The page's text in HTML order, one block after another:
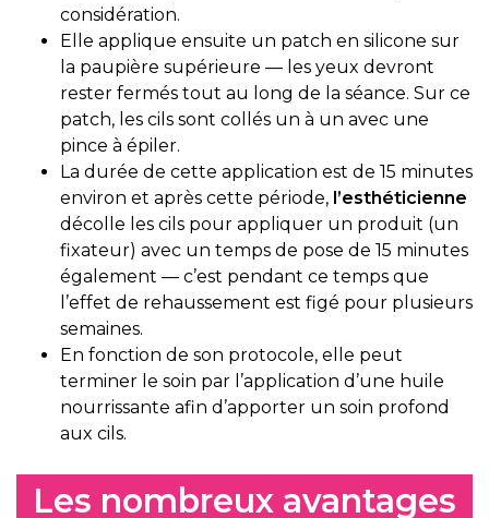
considération.
Elle applique ensuite un patch en silicone sur
la paupière supérieure — les yeux devront
rester fermés tout au long de la séance. Sur ce
patch, les cils sont collés un à un avec une
pince à épiler.
La durée de cette application est de 15 minutes
environ et après cette période, l’esthéticienne
décolle les cils pour appliquer un produit (un
fixateur) avec un temps de pose de 15 minutes
également — c’est pendant ce temps que
l’effet de rehaussement est figé pour plusieurs
semaines.
En fonction de son protocole, elle peut
terminer le soin par l’application d’une huile
nourrissante afin d’apporter un soin profond
aux cils.
Les nombreux avantages